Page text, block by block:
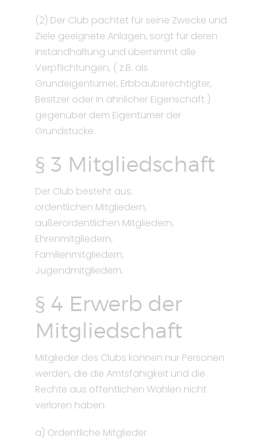
(2) Der Club pachtet für seine Zwecke und
Ziele geeignete Anlagen, sorgt für deren
Instandhaltung und übernimmt alle
Verpflichtungen, ( z.B. als
Grundeigentümer, Erbbauberechtigter,
Besitzer oder in ähnlicher Eigenschaft )
gegenüber dem Eigentümer der
Grundstücke.
§ 3 Mitgliedschaft
Der Club besteht aus:
ordentlichen Mitgliedern,
außerordentlichen Mitgliedern,
Ehrenmitgliedern,
Familienmitgliedern,
Jugendmitgliedern.
§ 4 Erwerb der
Mitgliedschaft
Mitglieder des Clubs können nur Personen
werden, die die Amtsfähigkeit und die
Rechte aus öffentlichen Wahlen nicht
verloren haben.
a) Ordentliche Mitglieder